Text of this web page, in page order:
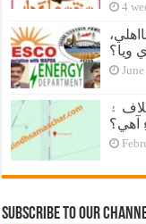
4
۽
آهي؟
Subscribe to our